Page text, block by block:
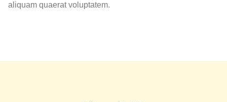
aliquam quaerat voluptatem.